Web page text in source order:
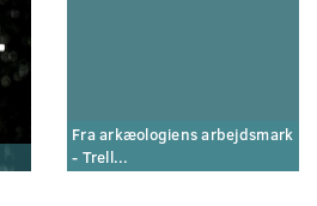
Fra arkæologiens arbejdsmark
- Trell...